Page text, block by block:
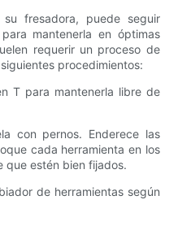
fresadora, puede seguir
mantenerla en óptimas
requerir un proceso de
procedimientos:
T para mantenerla libre de
con pernos. Enderece las
cada herramienta en los
que estén bien fijados.
de herramientas según